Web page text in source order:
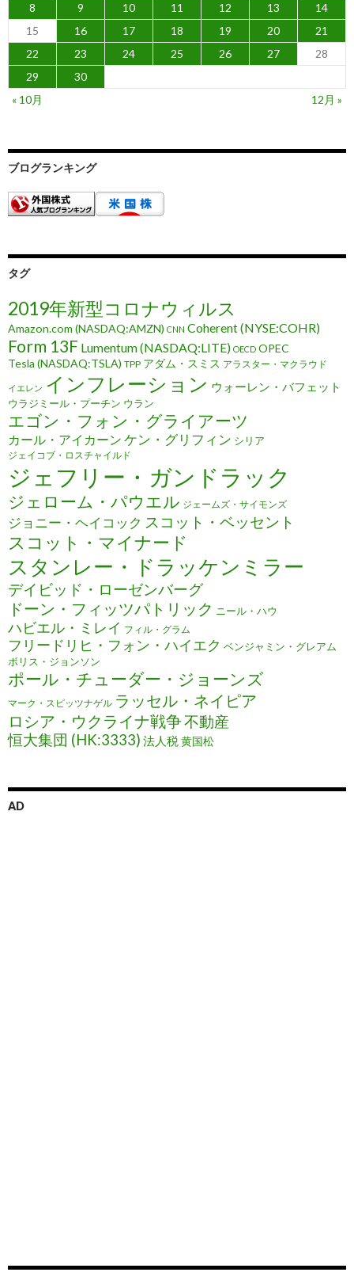
8
9 10 11 12 13
14
15
16 17 18 19 20
21
22
23 24 25 26 27
28
29
30
« 10月
12月 »
ブログランキング
タグ
2019年新型コロナウィルス
Amazon.com (NASDAQ:AMZN) CNN Coherent (NYSE:COHR)
Form 13F Lumentum (NASDAQ:LITE) OECD OPEC
Tesla (NASDAQ:TSLA) TPP アダム・スミス アラスター・マクラウド
イエレン インフレーション ウォーレン・バフェット
ウラジミール・プーチン ウラン
エゴン・フォン・グライアーツ
カール・アイカーン ケン・グリフィン シリア
ジェイコブ・ロスチャイルド
ジェフリー・ガンドラック
ジェローム・パウエル ジェームズ・サイモンズ
ジョニー・ヘイコック スコット・ベッセント
スコット・マイナード
スタンレー・ドラッケンミラー
デイビッド・ローゼンバーグ
ドーン・フィッツパトリック ニール・ハウ
ハビエル・ミレイ フィル・グラム
フリードリヒ・フォン・ハイエク ベンジャミン・グレアム
ボリス・ジョンソン
ポール・チューダー・ジョーンズ
マーク・スピッツナゲル ラッセル・ネイピア
ロシア・ウクライナ戦争不動産
恒大集団 (HK:3333) 法人税黄国松
AD